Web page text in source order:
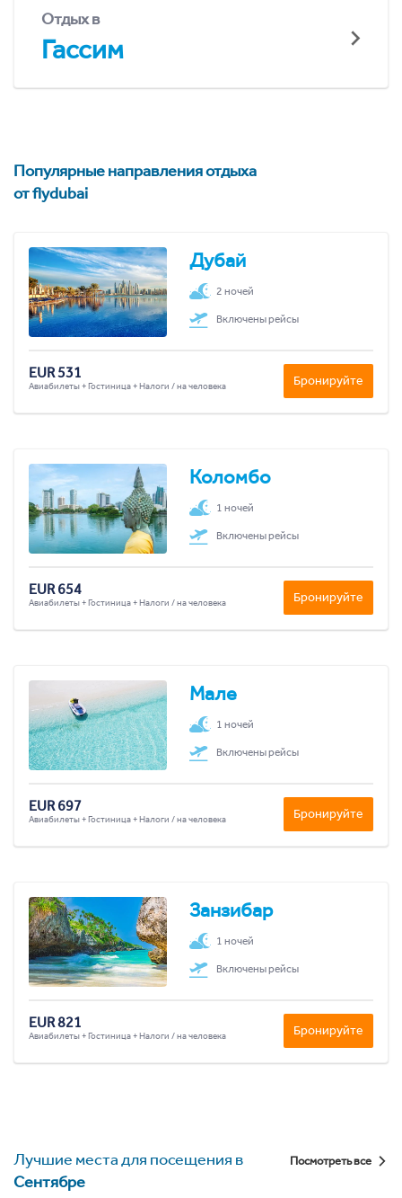
Отдых в
Гассим
Популярные направления отдыха
от flydubai
Дубай
2 ночей
Включены рейсы
EUR 531
Авиабилеты + Гостиница + Налоги / на человека Бронируйте
Коломбо
1 ночей
Включены рейсы
EUR 654
Авиабилеты + Гостиница + Налоги / на человека Бронируйте
Мале
1 ночей
Включены рейсы
EUR 697
Авиабилеты + Гостиница + Налоги / на человека Бронируйте
Занзибар
1 ночей
Включены рейсы
EUR 821
Авиабилеты + Гостиница + Налоги / на человека Бронируйте
Лучшие места для посещения в
Сентябре
Посмотреть все